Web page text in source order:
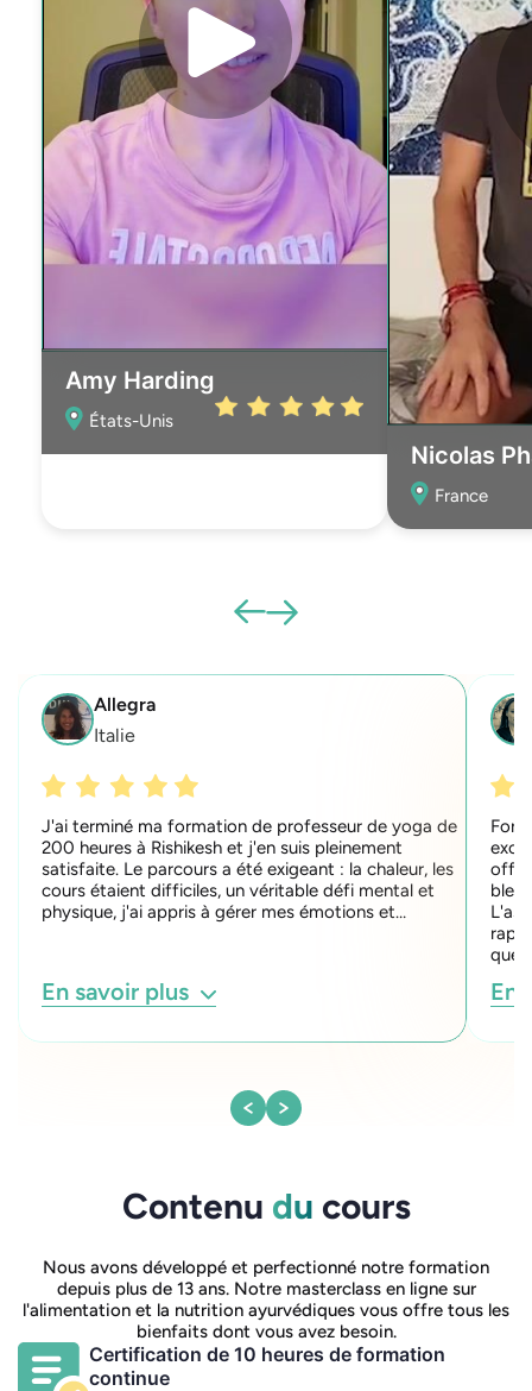
Amy Harding
États-Unis
Nicolas
France
Allegra
Italie
J'ai terminé ma formation de professeur de yoga de
200 heures à Rishikesh et j'en suis pleinement
satisfaite. Le parcours a été exigeant : la chaleur, les
cours étaient difficiles, un véritable défi mental et
physique, j'ai appris à gérer mes émotions et…
En savoir plus
offre
En
Contenu du cours
Nous avons développé et perfectionné notre formation
depuis plus de 13 ans. Notre masterclass en ligne sur
l'alimentation et la nutrition ayurvédiques vous offre tous les
bienfaits dont vous avez besoin.
Certification de 10 heures de formation
continue